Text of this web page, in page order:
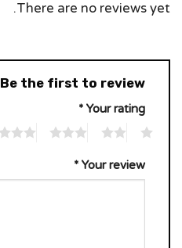
There are no reviews yet.
Be the first to review “משען”
Your rating
*
Your review
*